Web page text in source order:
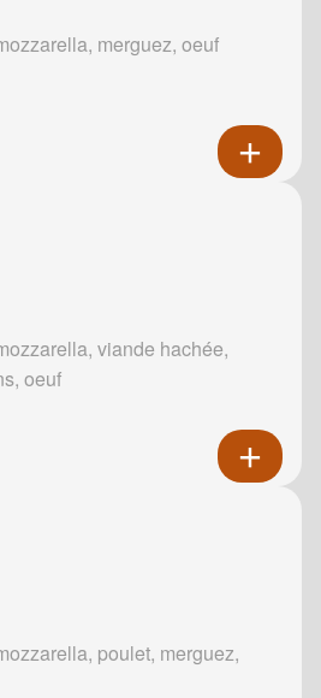
merguez, oeuf
viande hachée,
oeuf
poulet, merguez,